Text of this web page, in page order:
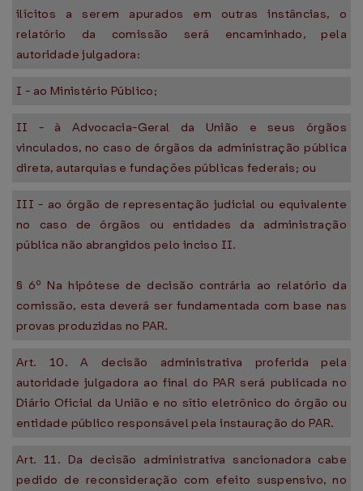
ilícitos a serem apurados em outras instâncias, o
relatório da comissão será encaminhado, pela
autoridade julgadora:
I - ao Ministério Público;
II - à Advocacia-Geral da União e seus órgãos
vinculados, no caso de órgãos da administração pública
direta, autarquias e fundações públicas federais; ou
III - ao órgão de representação judicial ou equivalente
no caso de órgãos ou entidades da administração
pública não abrangidos pelo inciso II.
§ 6º Na hipótese de decisão contrária ao relatório da
comissão, esta deverá ser fundamentada com base nas
provas produzidas no PAR.
Art. 10. A decisão administrativa proferida pela
autoridade julgadora ao final do PAR será publicada no
Diário Oficial da União e no sítio eletrônico do órgão ou
entidade público responsável pela instauração do PAR.
Art. 11. Da decisão administrativa sancionadora cabe
pedido de reconsideração com efeito suspensivo, no